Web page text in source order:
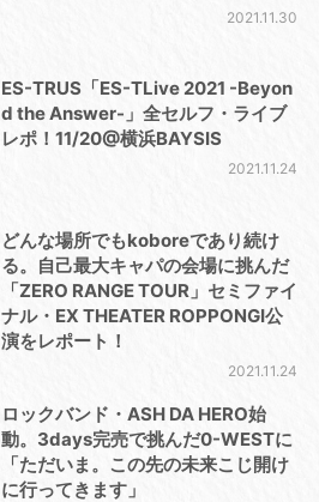
2021.11.30
ES-TRUS「ES-TLive 2021 -Beyon
d the Answer-」全セルフ・ライブ
レポ！11/20@横浜BAYSIS
2021.11.24
どんな場所でもkoboreであり続け
る。自己最大キャパの会場に挑んだ
「ZERO RANGE TOUR」セミファイ
ナル・EX THEATER ROPPONGI公
演をレポート！
2021.11.24
ロックバンド・ASH DA HERO始
動。3days完売で挑んだ0-WESTに
「ただいま。この先の未来こじ開け
に行ってきます」